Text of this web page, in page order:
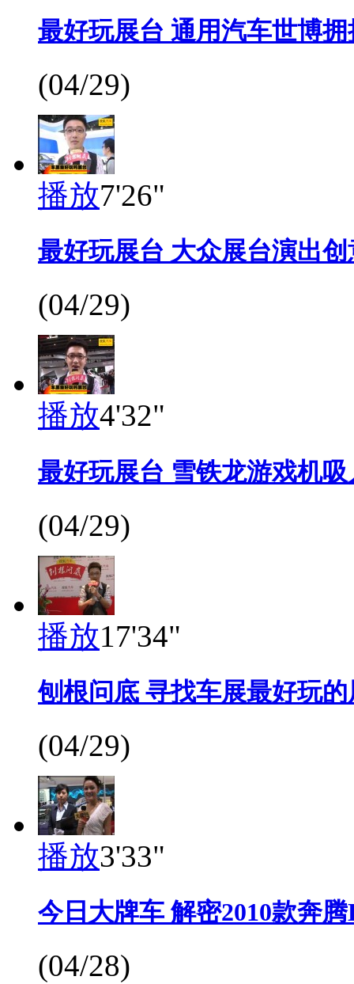
最好玩展台 通用汽车世博
(04/29)
播放7'26"
最好玩展台 大众展台演出
(04/29)
播放4'32"
最好玩展台 雪铁龙游戏机
(04/29)
播放17'34"
刨根问底 寻找车展最好玩的
(04/29)
播放3'33"
今日大牌车 解密2010款奔腾
(04/28)